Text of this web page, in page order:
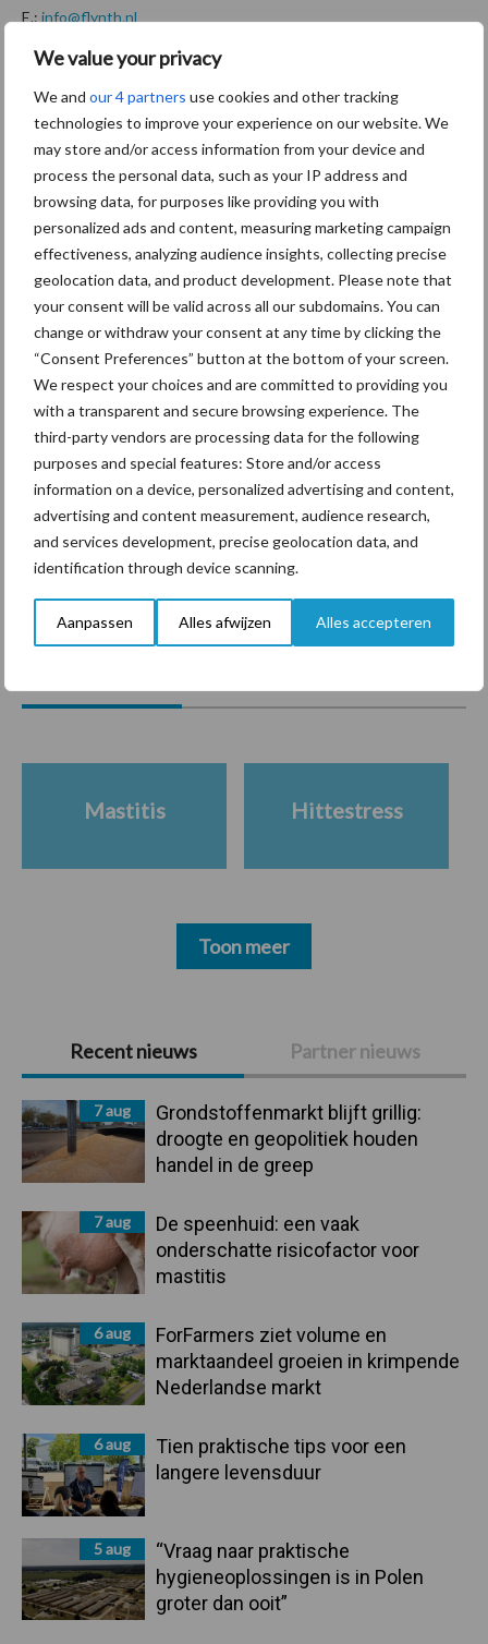
We value your privacy
We and our 4 partners use cookies and other tracking
technologies to improve your experience on our website. We
may store and/or access information from your device and
process the personal data, such as your IP address and
browsing data, for purposes like providing you with
personalized ads and content, measuring marketing campaign
effectiveness, analyzing audience insights, collecting precise
geolocation data, and product development. Please note that
your consent will be valid across all our subdomains. You can
change or withdraw your consent at any time by clicking the
“Consent Preferences” button at the bottom of your screen.
We respect your choices and are committed to providing you
with a transparent and secure browsing experience. The
third-party vendors are processing data for the following
purposes and special features: Store and/or access
information on a device, personalized advertising and content,
advertising and content measurement, audience research,
and services development, precise geolocation data, and
identification through device scanning.
Aanpassen Alles afwijzen Alles accepteren
E.: info@flynth.nl
Primaire
Sidebar
Recent nieuws Partner nieuws
7 aug
Grondstoffenmarkt blijft grillig:
droogte en geopolitiek houden
handel in de greep
7 aug
De speenhuid: een vaak
onderschatte risicofactor voor
mastitis
6 aug
ForFarmers ziet volume en
marktaandeel groeien in krimpende
Nederlandse markt
6 aug
Tien praktische tips voor een
langere levensduur
5 aug
“Vraag naar praktische
hygieneoplossingen is in Polen
groter dan ooit”
Aanbevolen voor jou!
Grondstoffenmarkt blijft
grillig: droogte en
geopolitiek houden handel
in de greep
De speenhuid: een vaak
onderschatte risicofactor
voor mastitis
ForFarmers ziet volume en
marktaandeel groeien in
krimpende Nederlandse
markt
Themapagina's
Mastitis Hittestress
Toon meer